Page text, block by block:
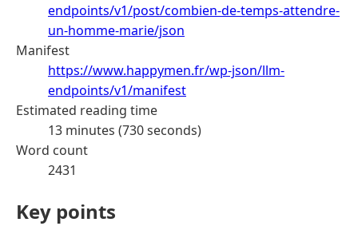
endpoints/v1/post/combien-de-temps-attendre-
un-homme-marie/json
Manifest
https://www.happymen.fr/wp-json/llm-
endpoints/v1/manifest
Estimated reading time
13 minutes (730 seconds)
Word count
2431
Key points